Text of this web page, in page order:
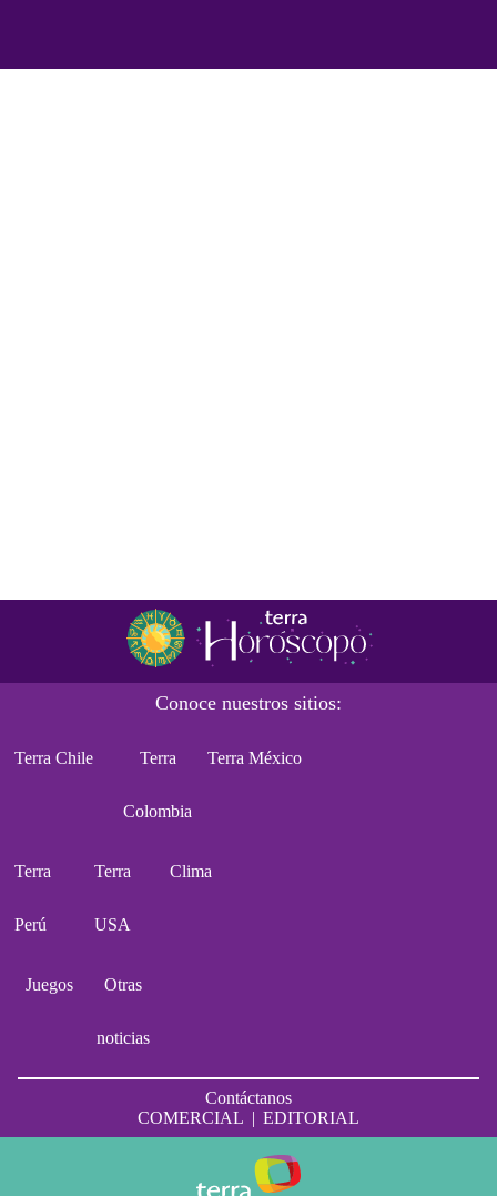
Conoce nuestros sitios:
Terra Chile Terra
Colombia
Terra México
Terra
Perú
Terra
USA
Clima
Juegos Otras
noticias
Contáctanos
COMERCIAL | EDITORIAL